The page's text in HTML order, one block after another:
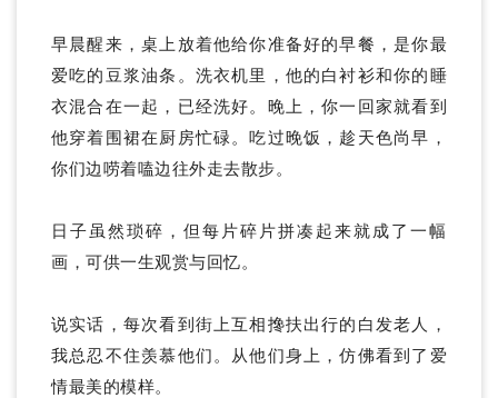
早晨醒来，桌上放着他给你准备好的早餐，是你最
爱吃的豆浆油条。洗衣机里，他的白衬衫和你的睡
衣混合在一起，已经洗好。晚上，你一回家就看到
他穿着围裙在厨房忙碌。吃过晚饭，趁天色尚早，
你们边唠着嗑边往外走去散步。
日子虽然琐碎，但每片碎片拼凑起来就成了一幅
画，可供一生观赏与回忆。
说实话，每次看到街上互相搀扶出行的白发老人，
我总忍不住羡慕他们。从他们身上，仿佛看到了爱
情最美的模样。